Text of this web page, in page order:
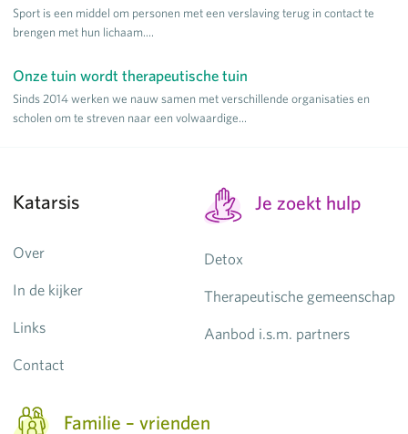
Sport is een middel om personen met een verslaving terug in contact te
brengen met hun lichaam....
Onze tuin wordt therapeutische tuin
Sinds 2014 werken we nauw samen met verschillende organisaties en
scholen om te streven naar een volwaardige...
Katarsis
Over
In de kijker
Links
Contact
Je zoekt hulp
Detox
Therapeutische gemeenschap
Aanbod i.s.m. partners
Familie – vrienden